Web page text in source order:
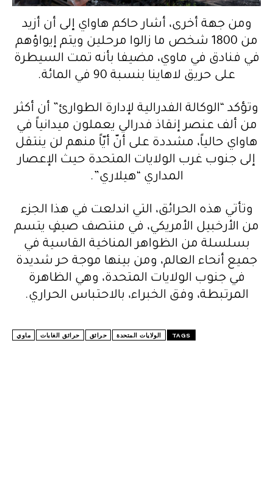
ومن جهة أخرى، أشار حاكم هاواي إلى أن أزيد
من 1800 شخص ما زالوا مرحلين ويتم إيواؤهم
في فنادق في ماوي، مضيفا بأنه تمت السيطرة
على حريق لاهاينا بنسبة 90 في المائة.
وتؤكد “الوكالة الفدرالية لإدارة الطوارئ” أن أكثر
من ألف عنصر إنقاذ فدرالي يعملون ميدانياً في
هاواي حالياً، مشددة على أنّ أيّاً منهم لن ينتقل
إلى جنوب غرب الولايات المتحدة حيث الإعصار
المداري “هيلاري”.
وتأتي هذه الحرائق، التي اندلعت في هذا الجزء
من الأرخبيل الأمريكي، في منتصف صيفٍ يتسم
بسلسلة من الظواهر المناخية القاسية في
جميع أنحاء العالم، ومن بينها موجة حر شديدة
في جنوب الولايات المتحدة، وهي الظاهرة
المرتبطة، وفق الخبراء، بالاحتباس الحراري.
TAGS الولايات المتحدة حرائق حرائق الغابات ماوي